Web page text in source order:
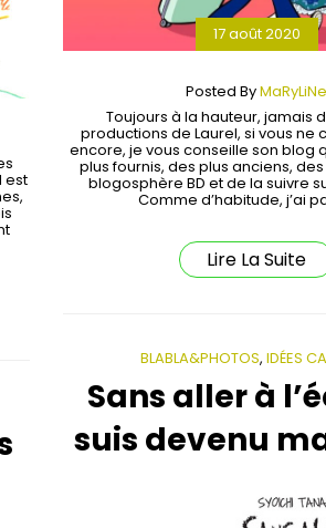
est
17 août 2020
Posted ByMaRyLiNe
Toujours à la hauteur, jamais
productions de Laurel, si vous ne
encore, je vous conseille son blog
plus fournis, des plus anciens,
blogosphère BD et de la suivre
Comme d’habitude, j’ai
Lire La Suite
BLABLA&PHOTOS, IDÉES
Sans aller à
suis devenu